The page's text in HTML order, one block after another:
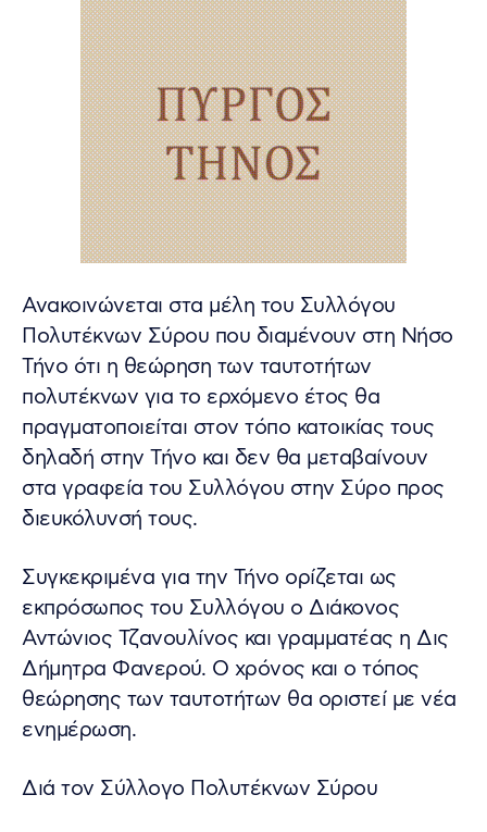
Ανακοινώνεται στα μέλη του Συλλόγου
Πολυτέκνων Σύρου που διαμένουν στη Νήσο
Τήνο ότι η θεώρηση των ταυτοτήτων
πολυτέκνων για το ερχόμενο έτος θα
πραγματοποιείται στον τόπο κατοικίας τους
δηλαδή στην Τήνο και δεν θα μεταβαίνουν
στα γραφεία του Συλλόγου στην Σύρο προς
διευκόλυνσή τους.
Συγκεκριμένα για την Τήνο ορίζεται ως
εκπρόσωπος του Συλλόγου ο Διάκονος
Αντώνιος Τζανουλίνος και γραμματέας η Δις
Δήμητρα Φανερού. Ο χρόνος και ο τόπος
θεώρησης των ταυτοτήτων θα οριστεί με νέα
ενημέρωση.
Διά τον Σύλλογο Πολυτέκνων Σύρου